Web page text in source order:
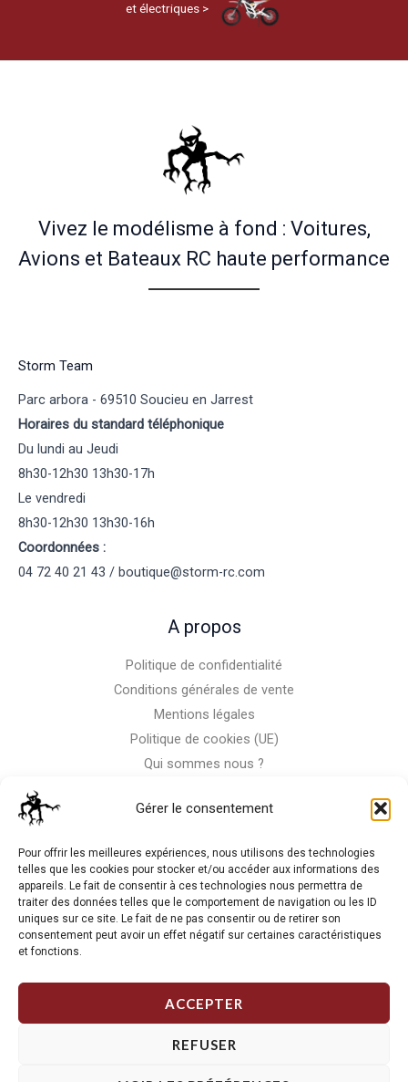
Gérer le consentement
Pour offrir les meilleures expériences, nous utilisons des technologies
telles que les cookies pour stocker et/ou accéder aux informations des
appareils. Le fait de consentir à ces technologies nous permettra de
traiter des données telles que le comportement de navigation ou les ID
uniques sur ce site. Le fait de ne pas consentir ou de retirer son
consentement peut avoir un effet négatif sur certaines caractéristiques
et fonctions.
ACCEPTER
REFUSER
et électriques >
Vivez le modélisme à fond : Voitures,
Avions et Bateaux RC haute performance
Storm Team
Parc arbora - 69510 Soucieu en Jarrest
Horaires du standard téléphonique
Du lundi au Jeudi
8h30-12h30 13h30-17h
Le vendredi
8h30-12h30 13h30-16h
Coordonnées :
04 72 40 21 43 / boutique@storm-rc.com
A propos
Politique de confidentialité
Conditions générales de vente
Mentions légales
Politique de cookies (UE)
Qui sommes nous ?
La RC n'est pas notre seule passion, venez visiter notre shop
de motos